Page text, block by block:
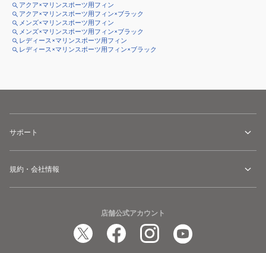
アクア×マリンスポーツ用フィン
アクア×マリンスポーツ用フィン×ブラック
メンズ×マリンスポーツ用フィン
メンズ×マリンスポーツ用フィン×ブラック
レディース×マリンスポーツ用フィン
レディース×マリンスポーツ用フィン×ブラック
サポート
規約・会社情報
店舗公式アカウント